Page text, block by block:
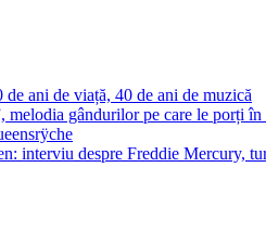
ani de viață, 40 de ani de muzică
melodia gândurilor pe care le porți în
interviu despre Freddie Mercury,